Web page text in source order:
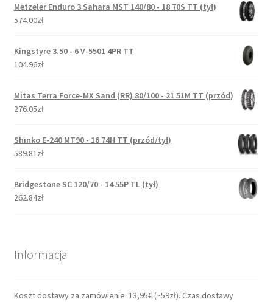
Metzeler Enduro 3 Sahara MST 140/80 - 18 70S TT (tył)
574.00zł
Kingstyre 3.50 - 6 V-5501 4PR TT
104.96zł
Mitas Terra Force-MX Sand (RR) 80/100 - 21 51M TT (przód)
276.05zł
Shinko E-240 MT90 - 16 74H TT (przód/tył)
589.81zł
Bridgestone SC 120/70 - 14 55P TL (tył)
262.84zł
Informacja
Koszt dostawy za zamówienie: 13,95€ (~59zł). Czas dostawy